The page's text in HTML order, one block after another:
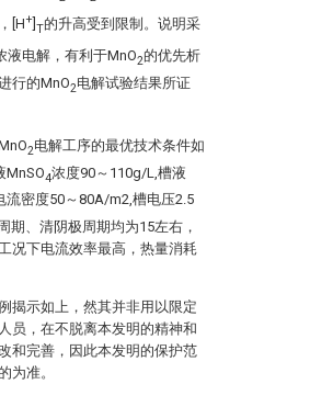
[H+
T的升高受到限制。说明采
液电解，有利于MnO2的优先析
行的MnO2电解试验结果所证
2电解工序的最优技术条件如
MnSO4浓度90～110g/L,槽液
流密度50～80A/m2,槽电压2.5
期、清阴极周期均为15左右，
况下电流效率最高，热量消耗
揭示如上，然其并非用以限定
员，在不脱离本发明的精神和
和完善，因此本发明的保护范
为准。